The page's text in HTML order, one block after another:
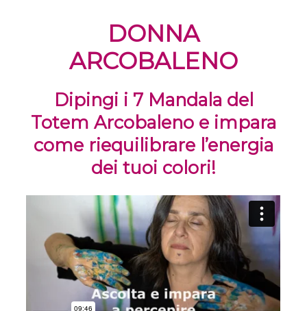
DONNA
ARCOBALENO
Dipingi i 7 Mandala del
Totem Arcobaleno e impara
come riequilibrare l’energia
dei tuoi colori!